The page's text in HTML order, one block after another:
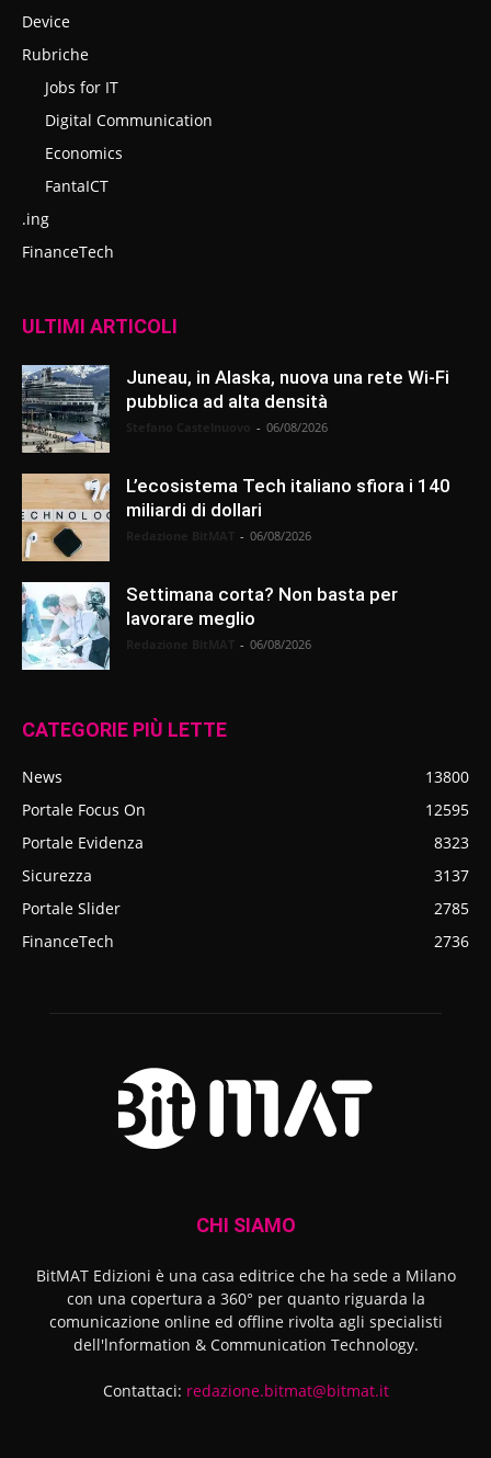
Device
Rubriche
Jobs for IT
Digital Communication
Economics
FantaICT
.ing
FinanceTech
ULTIMI ARTICOLI
Juneau, in Alaska, nuova una rete Wi-Fi
pubblica ad alta densità
- 06/08/2026
L’ecosistema Tech italiano sfiora i 140
miliardi di dollari
- 06/08/2026
Settimana corta? Non basta per
lavorare meglio
- 06/08/2026
CATEGORIE PIÙ LETTE
News
13800
Portale Focus On
12595
Portale Evidenza
8323
Sicurezza
3137
Portale Slider
2785
FinanceTech
2736
CHI SIAMO
BitMAT Edizioni è una casa editrice che ha sede a Milano
con una copertura a 360° per quanto riguarda la
comunicazione online ed offline rivolta agli specialisti
dell'lnformation & Communication Technology.
Contattaci: redazione.bitmat@bitmat.it